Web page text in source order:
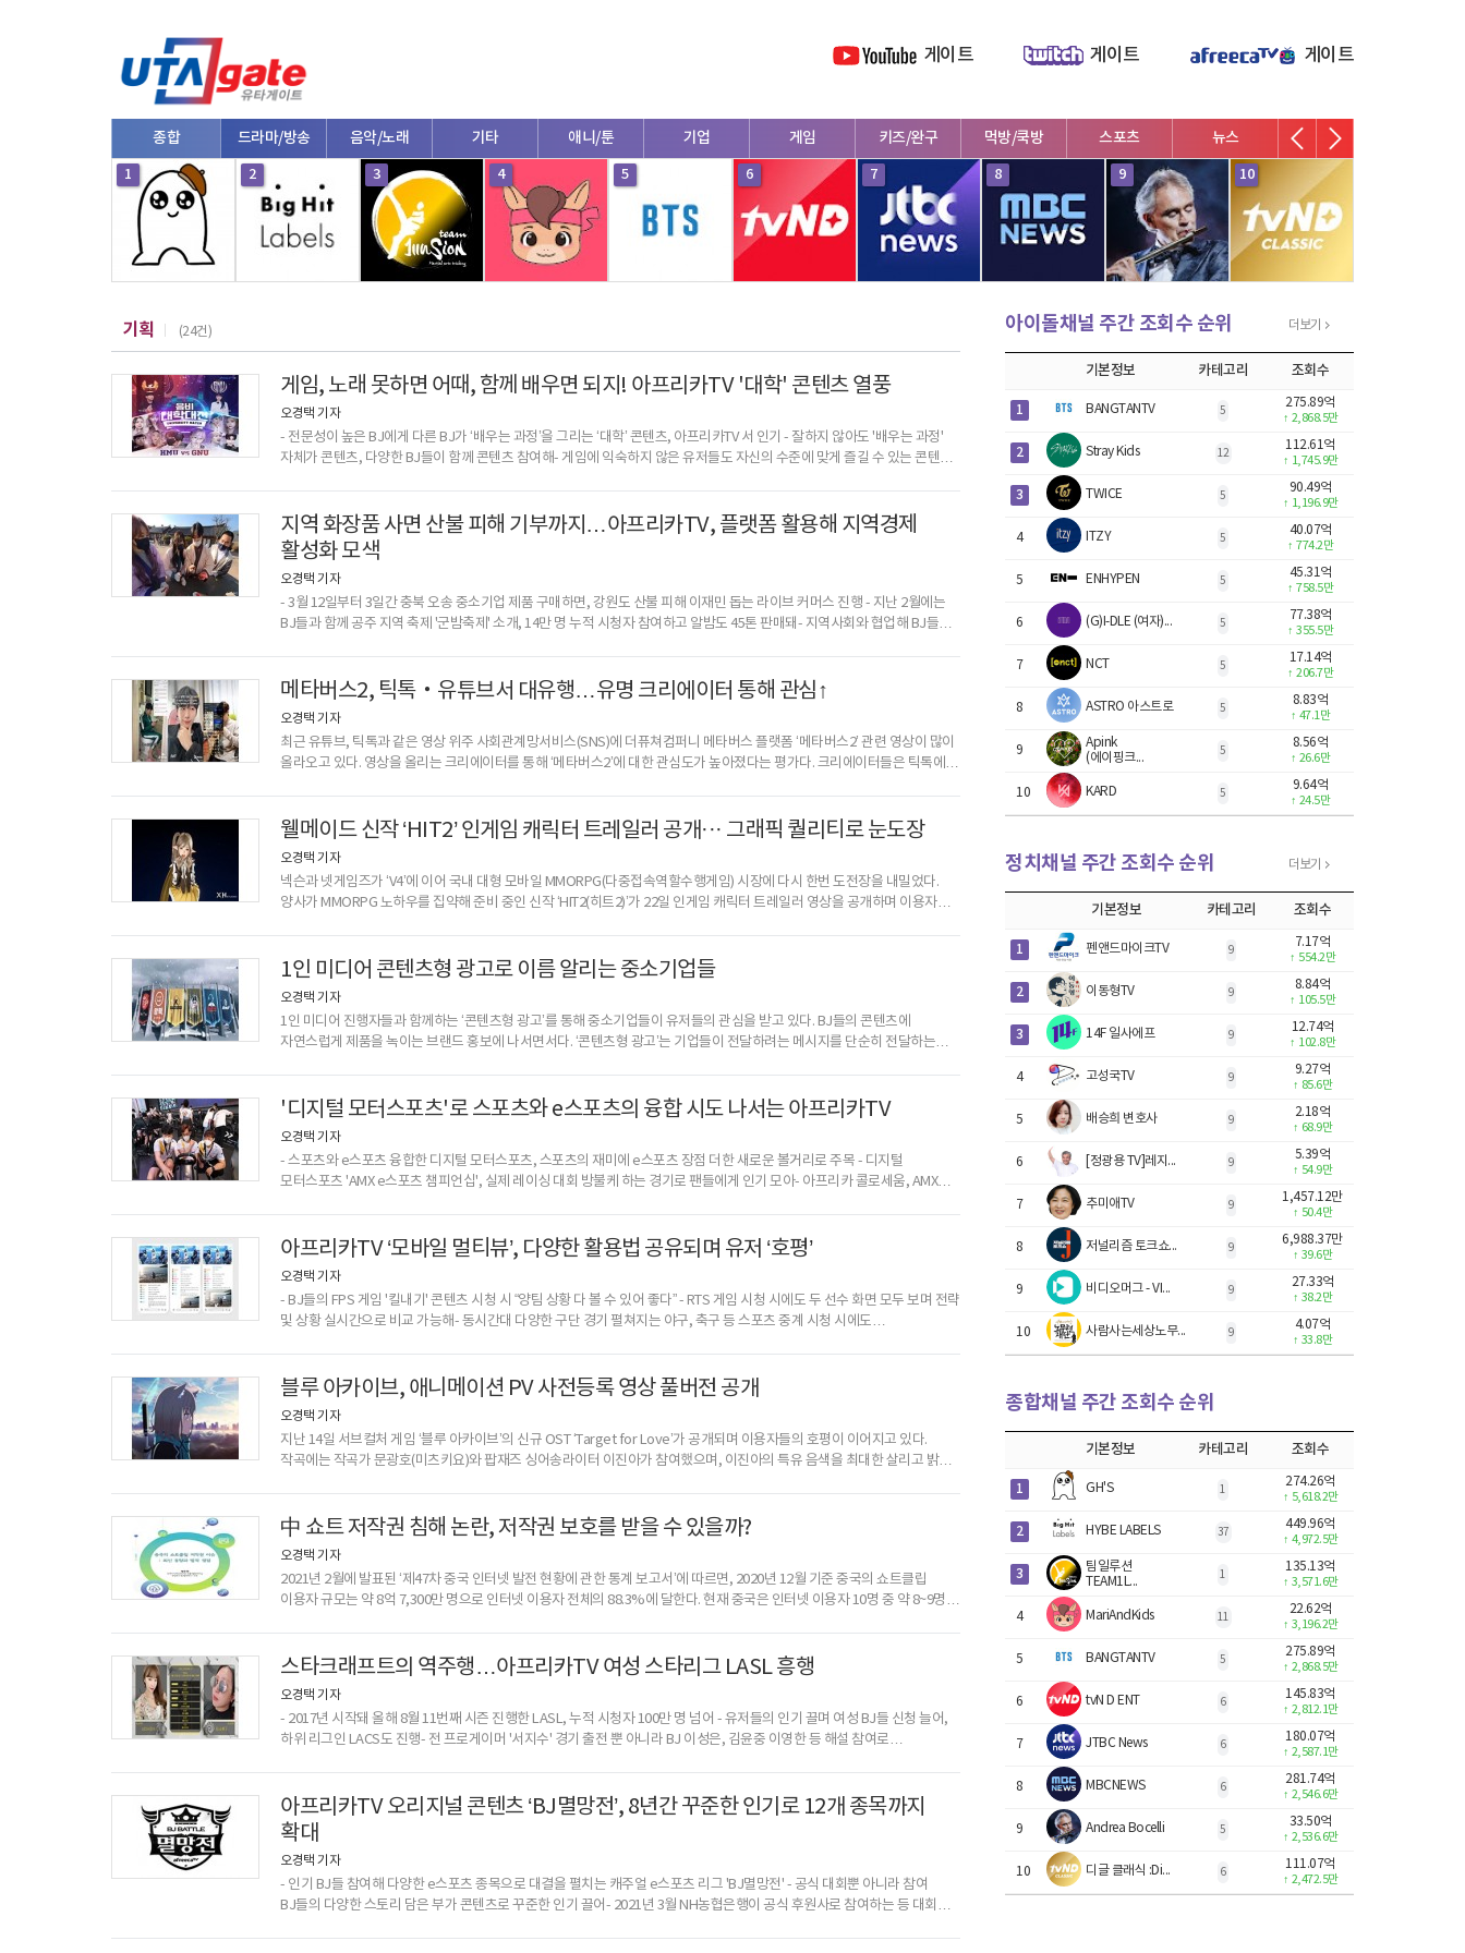
게이트 게이트 게이트
종합 드라마/방송 음악/노래 기타 애니/툰 기업 게임 키즈/완구 먹방/쿡방 스포츠 뉴스 V로그/소통
1 2 3 4 5 6 7 8 9 10
기획 (24건)
게임, 노래 못하면 어때, 함께 배우면 되지! 아프리카TV '대학' 콘텐츠 열풍
오경택 기자
- 전문성이 높은 BJ에게 다른 BJ가 ‘배우는 과정’을 그리는 ‘대학’ 콘텐츠, 아프리카TV 서 인기 - 잘하지 않아도 '배우는 과정'
자체가 콘텐츠, 다양한 BJ들이 함께 콘텐츠 참여해- 게임에 익숙하지 않은 유저들도 자신의 수준에 맞게 즐길 수 있는 콘텐츠
‘대학’ 콘텐츠가 아프리카TV에서 인기를 끌며, 새로운 1인 미디어 콘텐츠 문화로까지 확대되고 있다.요리, 음악, 게임 등 특정
분야에서
지역 화장품 사면 산불 피해 기부까지…아프리카TV, 플랫폼 활용해 지역경제
활성화 모색
오경택 기자
- 3월 12일부터 3일간 충북 오송 중소기업 제품 구매하면, 강원도 산불 피해 이재민 돕는 라이브 커머스 진행 - 지난 2월에는
BJ들과 함께 공주 지역 축제 '군밤축제' 소개, 14만 명 누적 시청자 참여하고 알밤도 45톤 판매돼- 지역사회와 협업해 BJ들이
이어주는 공생을 모색하고 있는 것.아프리카TV라는 1인 미디어 플랫폼을 활용해 단순히 지역 명소·축제·특산물 홍보에
그치는 것이 아니라,
메타버스2, 틱톡‧유튜브서 대유행…유명 크리에이터 통해 관심↑
오경택 기자
최근 유튜브, 틱톡과 같은 영상 위주 사회관계망서비스(SNS)에 더퓨쳐컴퍼니 메타버스 플랫폼 ‘메타버스2’ 관련 영상이 많이
올라오고 있다. 영상을 올리는 크리에이터를 통해 ‘메타버스2’에 대한 관심도가 높아졌다는 평가다. 크리에이터들은 틱톡에
메타버스2에서는 비교적 싼 가격으로 구매할 수 있다며 재미있는 상황극을 진행하기도 했다. 나아가 자신의 팔로워들이 좀 더
웰메이드 신작 ‘HIT2’ 인게임 캐릭터 트레일러 공개··· 그래픽 퀄리티로 눈도장
오경택 기자
넥슨과 넷게임즈가 ‘V4’에 이어 국내 대형 모바일 MMORPG(다중접속역할수행게임) 시장에 다시 한번 도전장을 내밀었다.
양사가 MMORPG 노하우를 집약해 준비 중인 신작 ‘HIT2(히트2)’가 22일 인게임 캐릭터 트레일러 영상을 공개하며 이용자
펼쳐지는 대규모 전투를 내세워 차별화된 재미를 선사하겠다는 목표다.이번에 공개된 트레일러는 실제 ‘HIT2’ 게임 플레이
1인 미디어 콘텐츠형 광고로 이름 알리는 중소기업들
오경택 기자
1인 미디어 진행자들과 함께하는 ‘콘텐츠형 광고’를 통해 중소기업들이 유저들의 관심을 받고 있다. BJ들의 콘텐츠에
자연스럽게 제품을 녹이는 브랜드 홍보에 나서면서다. ‘콘텐츠형 광고’는 기업들이 전달하려는 메시지를 단순히 전달하는
있어, 새롭게 이름을 알려야 하는 중소형 브랜드들에게 매력적이다. 이러한 장점 때문에 1인 미디어 플랫폼 아프리카TV에서는
'디지털 모터스포츠'로 스포츠와 e스포츠의 융합 시도 나서는 아프리카TV
오경택 기자
- 스포츠와 e스포츠 융합한 디지털 모터스포츠, 스포츠의 재미에 e스포츠 장점 더한 새로운 볼거리로 주목 - 디지털
모터스포츠 'AMX e스포츠 챔피언십', 실제 레이싱 대회 방불케 하는 경기로 팬들에게 인기 모아- 아프리카 콜로세움, AMX에
대회 개최가 이어지며, 기존 스포츠의 재미에 시간과 공간의 제약에서 상대적으로 자유로운 e스포츠의 장점이 더해져,
아프리카TV ‘모바일 멀티뷰’, 다양한 활용법 공유되며 유저 ‘호평’
오경택 기자
- BJ들의 FPS 게임 '킬내기' 콘텐츠 시청 시 “양팀 상황 다 볼 수 있어 좋다” - RTS 게임 시청 시에도 두 선수 화면 모두 보며 전략
및 상황 실시간으로 비교 가능해- 동시간대 다양한 구단 경기 펼쳐지는 야구, 축구 등 스포츠 중계 시청 시에도
도입한 서비스다. 모바일 멀티뷰 기능을 활용하면 스마트폰에서도 2개의 라이브 스트리밍 콘텐츠를 동시에 즐길 수 있을 뿐
아니라, 실시간 채팅이
블루 아카이브, 애니메이션 PV 사전등록 영상 풀버전 공개
오경택 기자
지난 14일 서브컬처 게임 ‘블루 아카이브’의 신규 OST ‘Target for Love’가 공개되며 이용자들의 호평이 이어지고 있다.
작곡에는 작곡가 문광호(미츠키요)와 팝재즈 싱어송라이터 이진아가 참여했으며, 이진아의 특유 음색을 최대한 살리고 밝고
작사가 가미되어 소녀들의 푸릇푸릇한 청춘 판타지를 담아냈다.■ 밝고 청아한 분위기를 자아내는 퓨처베이스(Future Bass)
中 쇼트 저작권 침해 논란, 저작권 보호를 받을 수 있을까?
오경택 기자
2021년 2월에 발표된 ‘제47차 중국 인터넷 발전 현황에 관한 통계 보고서’에 따르면, 2020년 12월 기준 중국의 쇼트클립
이용자 규모는 약 8억 7,300만 명으로 인터넷 이용자 전체의 88.3%에 달한다. 현재 중국은 인터넷 이용자 10명 중 약 8~9명이
동영상으로도 불린다. 이러한 쇼트클립은 산업성장 속도만큼 저작권 침해 분쟁도 빠르게 증가하고 있으며 현재 그 침해
스타크래프트의 역주행…아프리카TV 여성 스타리그 LASL 흥행
오경택 기자
- 2017년 시작돼 올해 8월 11번째 시즌 진행한 LASL, 누적 시청자 100만 명 넘어 - 유저들의 인기 끌며 여성 BJ들 신청 늘어,
하위 리그인 LACS도 진행- 전 프로게이머 '서지수' 경기 출전 뿐 아니라 BJ 이성은, 김윤중 이영한 등 해설 참여로
펼쳐지는 ‘LASL (Ladies Afreeca Star League)’을 중심으로 여성 BJ들이 활약하며 유저들에게 좋은 반응을 얻고 있다.
아프리카TV에서는 그동안 ASL(AfreecaT
아프리카TV 오리지널 콘텐츠 ‘BJ멸망전’, 8년간 꾸준한 인기로 12개 종목까지
확대
오경택 기자
- 인기 BJ들 참여해 다양한 e스포츠 종목으로 대결을 펼치는 캐주얼 e스포츠 리그 'BJ멸망전' - 공식 대회뿐 아니라 참여
BJ들의 다양한 스토리 담은 부가 콘텐츠로 꾸준한 인기 끌어- 2021년 3월 NH농협은행이 공식 후원사로 참여하는 등 대회
아이돌채널 주간 조회수 순위 더보기
기본정보 카테고리 조회수
1 BANGTANTV 5
275.89억
↑ 2,868.5만
2 Stray Kids 12
112.61억
↑ 1,745.9만
3 TWICE 5
90.49억
↑ 1,196.9만
4 ITZY 5
40.07억
↑ 774.2만
5 ENHYPEN 5
45.31억
↑ 758.5만
6 (G)I-DLE (여자)... 5
77.38억
↑ 355.5만
7 NCT 5
17.14억
↑ 206.7만
8 ASTRO 아스트로 5
8.83억
↑ 47.1만
9
Apink
(에이핑크...
5
8.56억
↑ 26.6만
10 KARD 5
9.64억
↑ 24.5만
정치채널 주간 조회수 순위 더보기
기본정보 카테고리 조회수
1 펜앤드마이크TV 9
7.17억
↑ 554.2만
2 이동형TV 9
8.84억
↑ 105.5만
3 14F 일사에프 9
12.74억
↑ 102.8만
4 고성국TV 9
9.27억
↑ 85.6만
5 배승희 변호사 9
2.18억
↑ 68.9만
6 [정광용 TV]레지... 9
5.39억
↑ 54.9만
7 추미애TV 9
1,457.12만
↑ 50.4만
8 저널리즘 토크쇼... 9
6,988.37만
↑ 39.6만
9 비디오머그 - VI... 9
27.33억
↑ 38.2만
10 사람사는세상노무... 9
4.07억
↑ 33.8만
종합채널 주간 조회수 순위
기본정보 카테고리 조회수
1 GH'S 1
274.26억
↑ 5,618.2만
2 HYBE LABELS 37
449.96억
↑ 4,972.5만
3
팀일루션
TEAM1L...
1
135.13억
↑ 3,571.6만
4 MariAndKids 11
22.62억
↑ 3,196.2만
5 BANGTANTV 5
275.89억
↑ 2,868.5만
6 tvN D ENT 6
145.83억
↑ 2,812.1만
7 JTBC News 6
180.07억
↑ 2,587.1만
8 MBCNEWS 6
281.74억
↑ 2,546.6만
9 Andrea Bocelli 5
33.50억
↑ 2,536.6만
10 디글 클래식 :Di... 6
111.07억
↑ 2,472.5만